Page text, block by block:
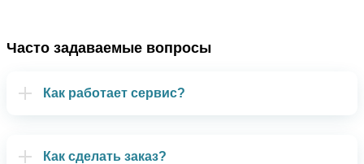
Часто задаваемые вопросы
Как работает сервис?
Как сделать заказ?